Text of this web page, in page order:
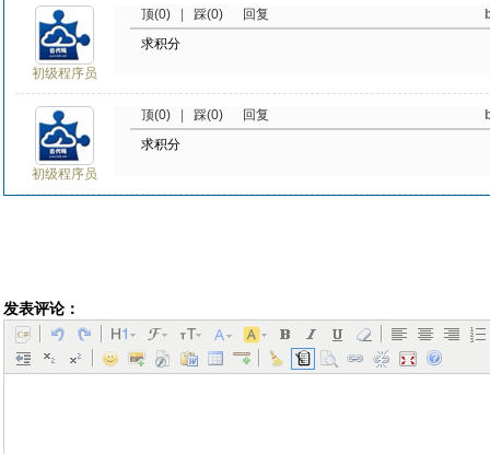
初级程序员
顶(0) | 踩(0)
回复
求积分
初级程序员
顶(0) | 踩(0)
回复
求积分
发表评论：